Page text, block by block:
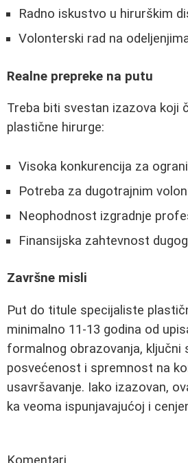
Radno iskustvo u hirurškim
Volonterski rad na
Realne prepreke na putu
Treba biti svestan izazova koji
plastične hirurge:
Visoka konkurencija za
Potreba za dugotrajnim
Neophodnost izgradnje
Finansijska zahtevnost
Završne misli
Put do titule specijaliste
minimalno 11-13 godina od
formalnog obrazovanja, ključni
posvećenost i spremnost na
usavršavanje. Iako izazovan,
ka veoma ispunjavajućoj i